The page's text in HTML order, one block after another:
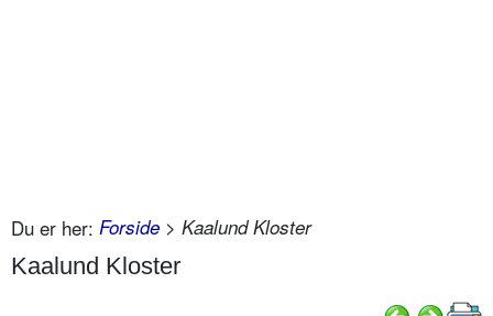
Du er her: Forside > Kaalund Kloster
Kaalund Kloster